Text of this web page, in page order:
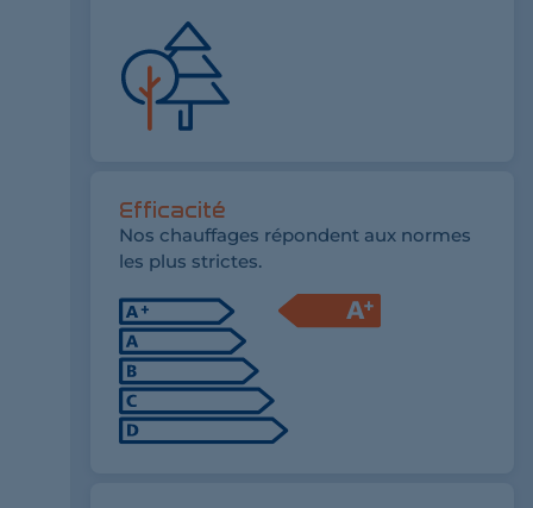
Efficacité
Nos chauffages répondent aux normes
les plus strictes.